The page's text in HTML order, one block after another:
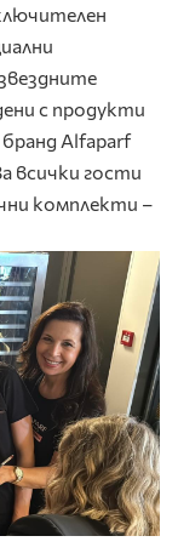
с продукти
Alfaparf
всички гости
комплекти –